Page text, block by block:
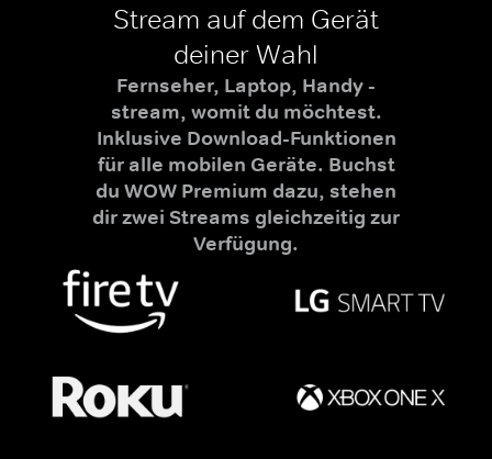
Stream auf dem Gerät
deiner Wahl
Fernseher, Laptop, Handy -
stream, womit du möchtest.
Inklusive Download-Funktionen
für alle mobilen Geräte. Buchst
du WOW Premium dazu, stehen
dir zwei Streams gleichzeitig zur
Verfügung.